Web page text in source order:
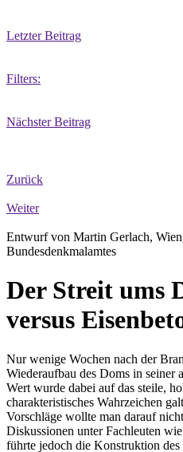
Letzter Beitrag
Filters:
Nächster Beitrag
Zurück
Weiter
Entwurf von Martin Gerlach,
Bundesdenkmalamtes
Der Streit ums
versus
Nur wenige Wochen nach der
Wiederaufbau des Doms in seiner
Wert wurde dabei auf das steile,
charakteristisches Wahrzeichen
Vorschläge wollte man darauf
Diskussionen unter Fachleuten
führte jedoch die Konstruktion